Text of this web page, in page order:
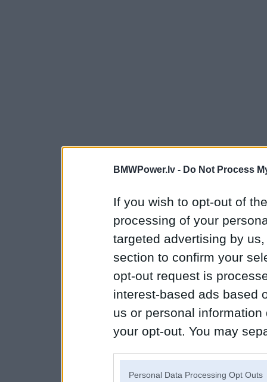
BMWPower.lv - Do Not Process
If you wish to opt-out of
processing of your
targeted advertising by
section to confirm your
opt-out request is
interest-based ads based
us or personal
your opt-out. You may
Personal Data Processing Opt Outs